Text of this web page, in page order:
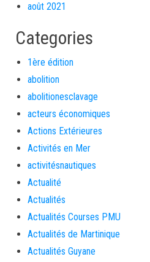
août 2021
Categories
1ère édition
abolition
abolitionesclavage
acteurs économiques
Actions Extérieures
Activités en Mer
activitésnautiques
Actualité
Actualités
Actualités Courses PMU
Actualités de Martinique
Actualités Guyane